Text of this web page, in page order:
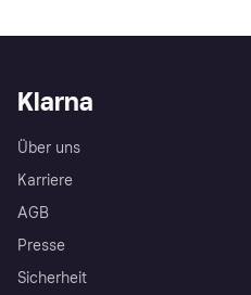
Klarna
Über uns
Karriere
AGB
Presse
Sicherheit